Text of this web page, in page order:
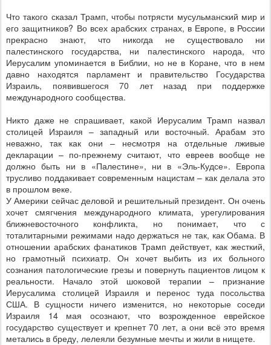
Что такого сказал Трамп, чтобы потрясти мусульманский мир и
его защитников? Во всех арабских странах, в Европе, в России
прекрасно знают, что никогда не существовало ни
палестинского государства, ни палестинского народа, что
Иерусалим упоминается в Библии, но не в Коране, что в нем
давно находятся парламент и правительство Государства
Израиль, появившегося 70 лет назад при поддержке
международного сообщества.
Никто даже не спрашивает, какой Иерусалим Трамп назвал
столицей Израиля – западный или восточный. Арабам это
неважно, так как они – несмотря на отдельные лживые
декларации – по-прежнему считают, что евреев вообще не
должно быть ни в «Палестине», ни в «Эль-Кудсе». Европа
трусливо поддакивает современным нацистам – как делала это
в прошлом веке.
У Америки сейчас деловой и решительный президент. Он очень
хочет смягчения международного климата, урегулирования
ближневосточного конфликта, но понимает, что с
тоталитарными режимами надо держаться не так, как Обама. В
отношении арабских фанатиков Трамп действует, как жесткий,
но грамотный психиатр. Он хочет выбить из их больного
сознания патологические грезы и повернуть пациентов лицом к
реальности. Начало этой шоковой терапии – признание
Иерусалима столицей Израиля и перенос туда посольства
США. В сущности ничего изменится, но некоторые соседи
Израиля 14 мая осознают, что возрожденное еврейское
государство существует и крепнет 70 лет, а они всё это время
метались в бреду, лелеяли безумные мечты и жили в нищете.